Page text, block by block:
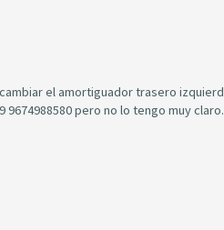
cambiar el amortiguador trasero
pero no lo tengo muy claro.